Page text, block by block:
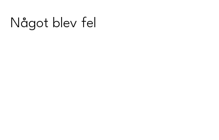
Något blev fel